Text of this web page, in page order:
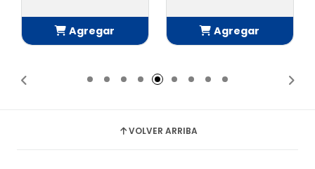
Agregar
Agregar
VOLVER ARRIBA